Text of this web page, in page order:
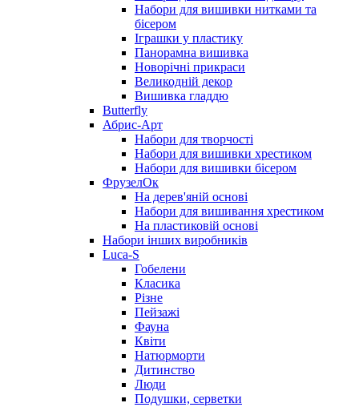
Набори для вишивки нитками та
бісером
Іграшки у пластику
Панорамна вишивка
Новорічні прикраси
Великодній декор
Вишивка гладдю
Butterfly
Абрис-Арт
Набори для творчості
Набори для вишивки хрестиком
Набори для вишивки бісером
ФрузелОк
На дерев'яній основі
Набори для вишивання хрестиком
На пластиковій основі
Набори інших виробників
Luca-S
Гобелени
Класика
Різне
Пейзажі
Фауна
Квіти
Натюрморти
Дитинство
Люди
Подушки, серветки